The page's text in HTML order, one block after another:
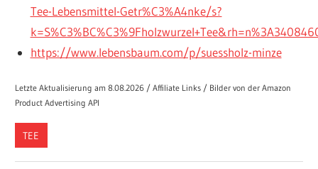
Tee-Lebensmittel-Getr%C3%A4nke/s?
https://www.lebensbaum.com/p/suessholz-minze
Letzte Aktualisierung am 8.08.2026 / Affiliate Links / Bilder von der Amazon
Product Advertising API
TEE